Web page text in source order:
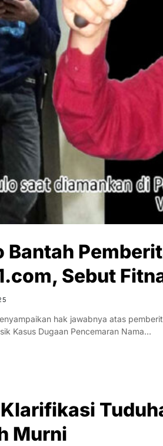
Bantah
Sebut
hak jawabnya atas
Kasus Dugaan Pencemaran Nama…
Murni